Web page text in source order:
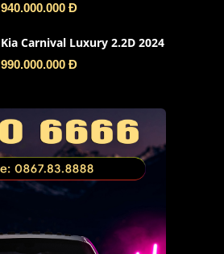
940.000.000 Đ
Kia Carnival Luxury 2.2D 2024
990.000.000 Đ